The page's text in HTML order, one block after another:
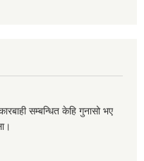
सम्बन्धित केहि गुनासो भए